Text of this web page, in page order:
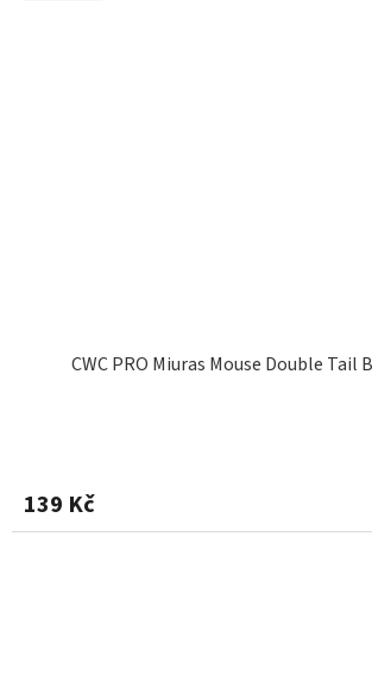
CWC PRO Miuras Mouse Double Tail
139 Kč